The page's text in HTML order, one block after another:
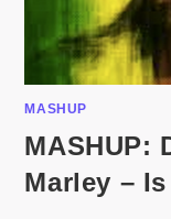
MASHUP
MASHUP:
Marley –